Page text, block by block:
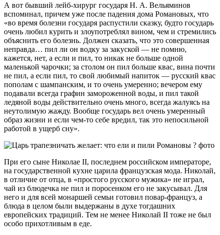
А вот бывший лейб-хирург государя Н. А. Вельяминов
вспоминал, причем уже после падения дома Романовых, что
«во время болезни государя распустили сказку, будто государь
очень любил курить и злоупотреблял вином, чем и стремились
объяснить его болезнь. Должен сказать, что это совершенная
неправда… пил ли он водку за закуской — не помню,
кажется, нет, а если и пил, то никак не больше одной
маленькой чарочки; за столом он пил больше квас, вина почти
не пил, а если пил, то свой любимый напиток — русский квас
пополам с шампанским, и то очень умеренно; вечером ему
подавали всегда графин замороженной воды, и пил такой
ледяной воды действительно очень много, всегда жалуясь на
неутолимую жажду. Вообще государь вел очень умеренный
образ жизни и если чем-то себе вредил, так это непосильной
работой в ущерб сну».
При его сыне Николае II, последнем российском императоре,
на государственной кухне царила французская мода. Николай,
в отличие от отца, в «простого русского мужика» не играл,
чай из блюдечка не пил и поросенком его не закусывал. Для
него и для всей монаршей семьи готовил повар-француз, а
блюда в целом были выдержаны в духе тогдашних
европейских традиций. Тем не менее Николай II тоже не был
особо прихотливым в еде.